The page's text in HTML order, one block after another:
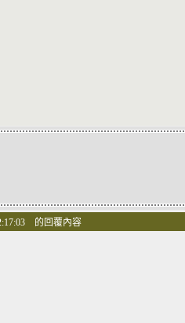
的回覆內容